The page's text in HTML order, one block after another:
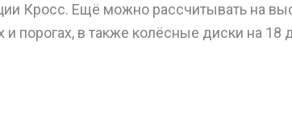
Кросс. Ещё можно рассчитывать на
и порогах, в также колёсные диски на 18